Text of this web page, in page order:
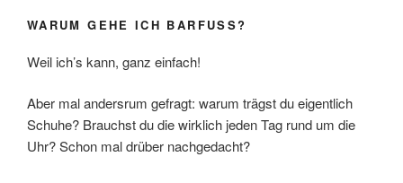
WARUM GEHE ICH BARFUSS?
Weil ich’s kann, ganz einfach!
Aber mal andersrum gefragt: warum trägst du eigentlich
Schuhe? Brauchst du die wirklich jeden Tag rund um die
Uhr? Schon mal drüber nachgedacht?